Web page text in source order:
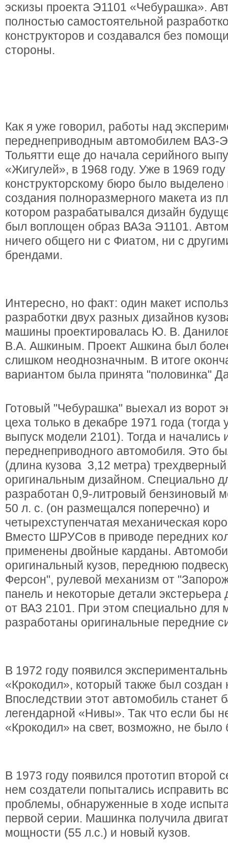
эскизы проекта Э1101 «Чебурашка».
полностью самостоятельной
конструкторов и создавался без
стороны.
Как я уже говорил, работы над
переднеприводным автомобилем ВАЗ-
Тольятти еще до начала серийного
«Жигулей», в 1968 году. Уже в 1969
конструкторскому бюро было
создания полноразмерного макета из
котором разрабатывался дизайн
был воплощен образ ВАЗа Э1101.
ничего общего ни с Фиатом, ни с
брендами.
Интересно, но факт: один макет
разработки двух разных дизайнов
машины проектировалась Ю. В.
В.А. Ашкиным. Проект Ашкина был
слишком неоднозначным. В итоге
вариантом была принята "половинка"
Готовый "Чебурашка" выехал из ворот
цеха только в декабре 1971 года
выпуск модели 2101). Тогда и начались
переднеприводного автомобиля. Это
(длина кузова 3,12 метра)
оригинальным дизайном. Специально
разработан 0,9-литровый бензиновый
50 л. с. (он размещался поперечно) и
четырехступенчатая механическая
Вместо ШРУСов в приводе передних
применены двойные карданы.
оригинальный кузов, переднюю
Ферсон", рулевой механизм от
панель и некоторые детали экстерьера
от ВАЗ 2101. При этом специально для
разработаны оригинальные передние
В 1972 году появился
«Крокодил», который также был создан
Впоследствии этот автомобиль станет
легендарной «Нивы». Так что если бы
«Крокодил» на свет, возможно, не
В 1973 году появился прототип второй
нем создатели попытались исправить
проблемы, обнаруженные в ходе
первой серии. Машинка получила
мощности (55 л.с.) и новый кузов.